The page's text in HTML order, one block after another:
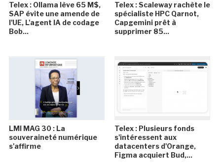
Telex : Ollama lève 65 M$,
SAP évite une amende de
l'UE, L'agent IA de codage
Bob...
Telex : Scaleway rachète le
spécialiste HPC Qarnot,
Capgemini prêt à
supprimer 85...
LMI MAG 30 : La
souveraineté numérique
s'affirme
Telex : Plusieurs fonds
s'intéressent aux
datacenters d'Orange,
Figma acquiert Bud,...